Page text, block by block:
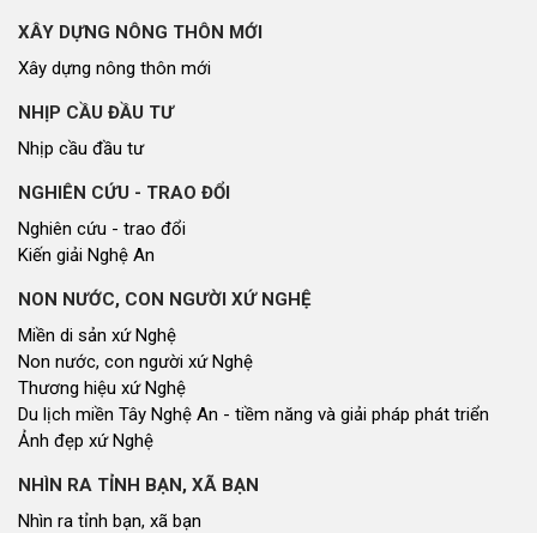
XÂY DỰNG NÔNG THÔN MỚI
Xây dựng nông thôn mới
NHỊP CẦU ĐẦU TƯ
Nhịp cầu đầu tư
NGHIÊN CỨU - TRAO ĐỔI
Nghiên cứu - trao đổi
Kiến giải Nghệ An
NON NƯỚC, CON NGƯỜI XỨ NGHỆ
Miền di sản xứ Nghệ
Non nước, con người xứ Nghệ
Thương hiệu xứ Nghệ
Du lịch miền Tây Nghệ An - tiềm năng và giải pháp phát triển
Ảnh đẹp xứ Nghệ
NHÌN RA TỈNH BẠN, XÃ BẠN
Nhìn ra tỉnh bạn, xã bạn